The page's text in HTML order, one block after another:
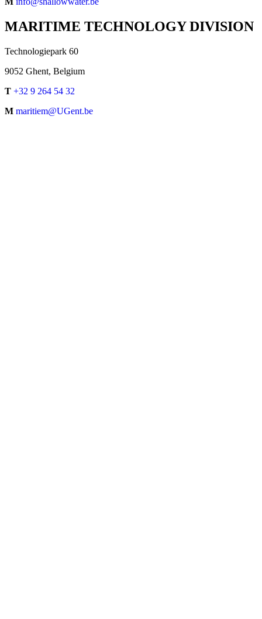
MARITIME TECHNOLOGY DIVISION
Technologiepark 60
9052 Ghent, Belgium
T +32 9 264 54 32
M maritiem@UGent.be